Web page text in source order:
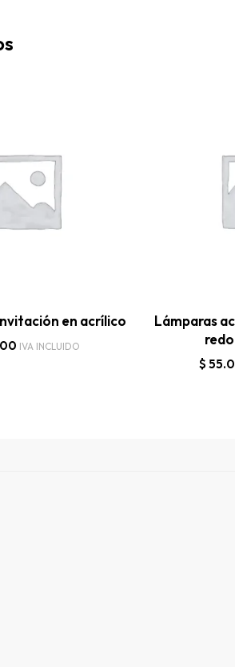
en acrílico
IVA INCLUIDO
Lámparas
$